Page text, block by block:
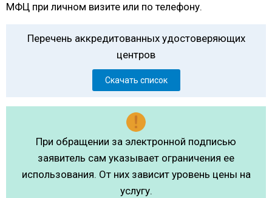
МФЦ при личном визите или по телефону.
Перечень аккредитованных удостоверяющих
центров
Скачать список
При обращении за электронной подписью
заявитель сам указывает ограничения ее
использования. От них зависит уровень цены на
услугу.